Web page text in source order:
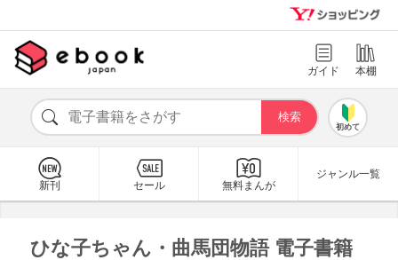
ガイド 本棚
初めて
新刊 セール 無料まんが
ジャンル一覧
ひな子ちゃん・曲馬団物語 電子書籍